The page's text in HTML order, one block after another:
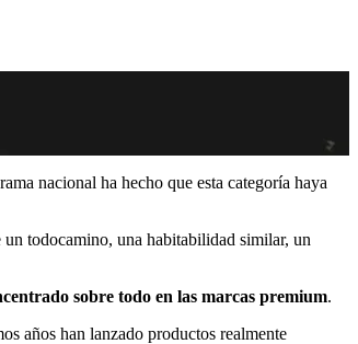
nacional ha hecho que esta categoría haya
todocamino, una habitabilidad similar, un
sobre todo en las marcas premium.
años han lanzado productos realmente